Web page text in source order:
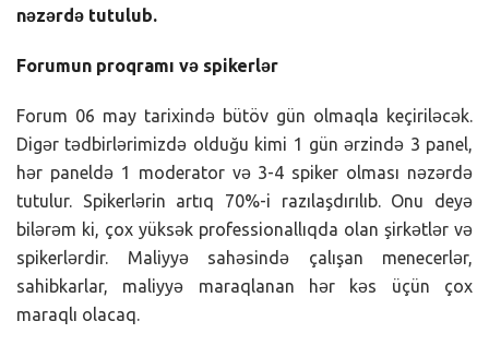
nəzərdə tutulub.
Forumun proqramı və spikerlər
Forum 06 may tarixində bütöv gün olmaqla keçiriləcək.
Digər tədbirlərimizdə olduğu kimi 1 gün ərzində 3 panel,
hər paneldə 1 moderator və 3-4 spiker olması nəzərdə
tutulur. Spikerlərin artıq 70%-i razılaşdırılıb. Onu deyə
bilərəm ki, çox yüksək professionallıqda olan şirkətlər və
spikerlərdir. Maliyyə sahəsində çalışan menecerlər,
sahibkarlar, maliyyə maraqlanan hər kəs üçün çox
maraqlı olacaq.